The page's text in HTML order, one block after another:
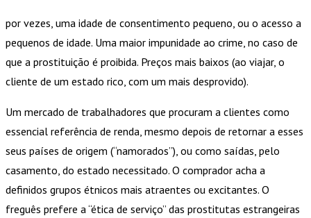
por vezes, uma idade de consentimento pequeno, ou o acesso a
pequenos de idade. Uma maior impunidade ao crime, no caso de
que a prostituição é proibida. Preços mais baixos (ao viajar, o
cliente de um estado rico, com um mais desprovido).
Um mercado de trabalhadores que procuram a clientes como
essencial referência de renda, mesmo depois de retornar a esses
seus países de origem (“namorados”), ou como saídas, pelo
casamento, do estado necessitado. O comprador acha a
definidos grupos étnicos mais atraentes ou excitantes. O
freguês prefere a “ética de serviço” das prostitutas estrangeiras